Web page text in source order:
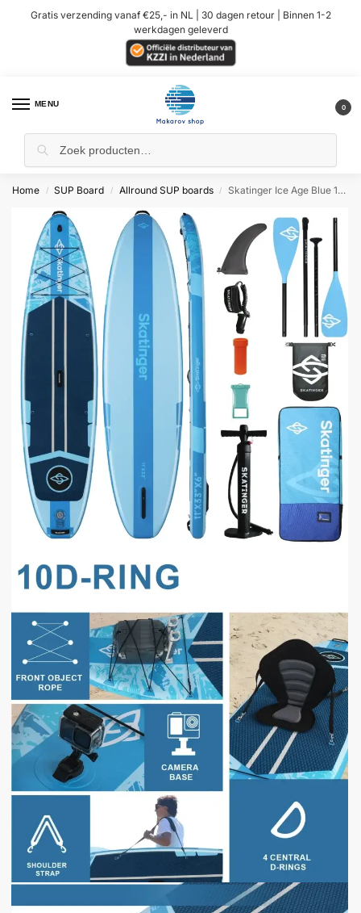
Gratis verzending vanaf €25,- in NL | 30 dagen retour | Binnen 1-2
werkdagen geleverd
MENU 0
Home / SUP Board / Allround SUP boards / Skatinger Ice Age Blue 11’x33″x6″ (Allround) SUP Board